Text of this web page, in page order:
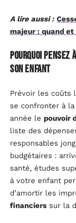
A lire aussi :
majeur : quand
Pourquoi pensez
son enfant
Prévoir les coûts
se confronter à la
année le pouvoir
liste des
responsables
budgétaires :
santé, études
à votre enfant
d’amortir les
financiers sur la